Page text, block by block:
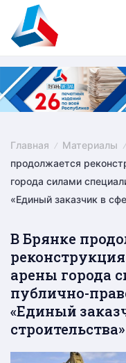
content
Главная Материалы
продолжается
города силами
«Единый заказчик в
В Брянке
арены города
публично-
«Единый
строительства»